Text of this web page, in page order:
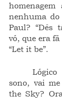
nenhuma
Paul? “Dês
vó, que era
“Let it be”.
sono, vai
the Sky?